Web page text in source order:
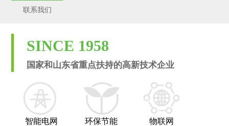
联系我们
SINCE 1958
国家和山东省重点扶持的高新技术企业
智能电网 环保节能 物联网